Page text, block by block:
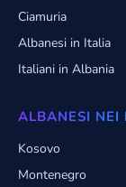
Ciamuria
Albanesi in Italia
Italiani in Albania
ALBANESI NEI
Kosovo
Montenegro